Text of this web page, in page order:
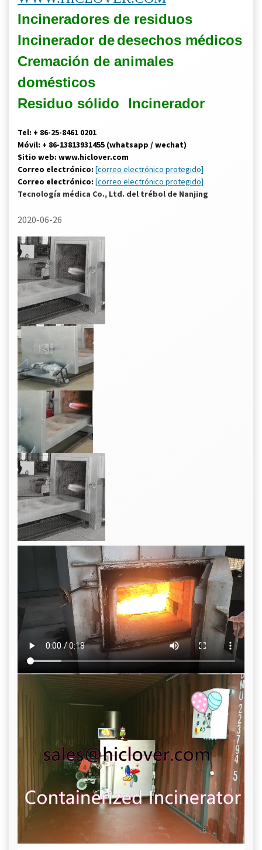
Incineradores de residuos
Incinerador dedesechos médicos
Cremación de animales
domésticos
Residuo sólido
Incinerador
Tel: + 86-25-8461 0201
Móvil: + 86-13813931455 (whatsapp / wechat)
Sitio web: www.hiclover.com
Correo electrónico: [correo electrónico protegido]
Correo electrónico: [correo electrónico protegido]
Tecnología médica Co., Ltd. del trébol de Nanjing
2020-06-26